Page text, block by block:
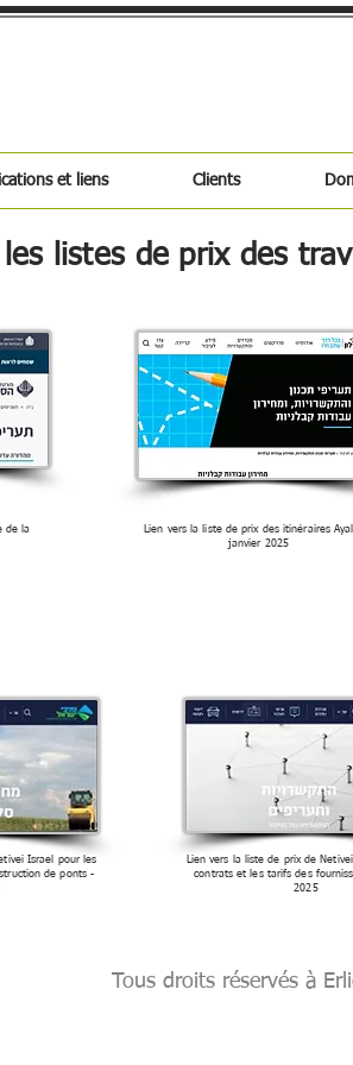
Clients
et liens
les listes de prix des
de la
Lien vers la liste de prix des itinéraires
janvier 2025
Israel pour les
de ponts -
Lien vers la liste de prix de
contrats et les tarifs des
2025